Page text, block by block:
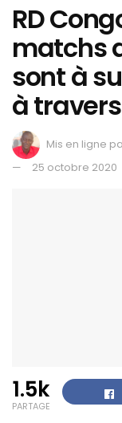
RD
matchs
sont à
à
Mis en ligne
25 octobre 2020
1.5k
PARTAGE